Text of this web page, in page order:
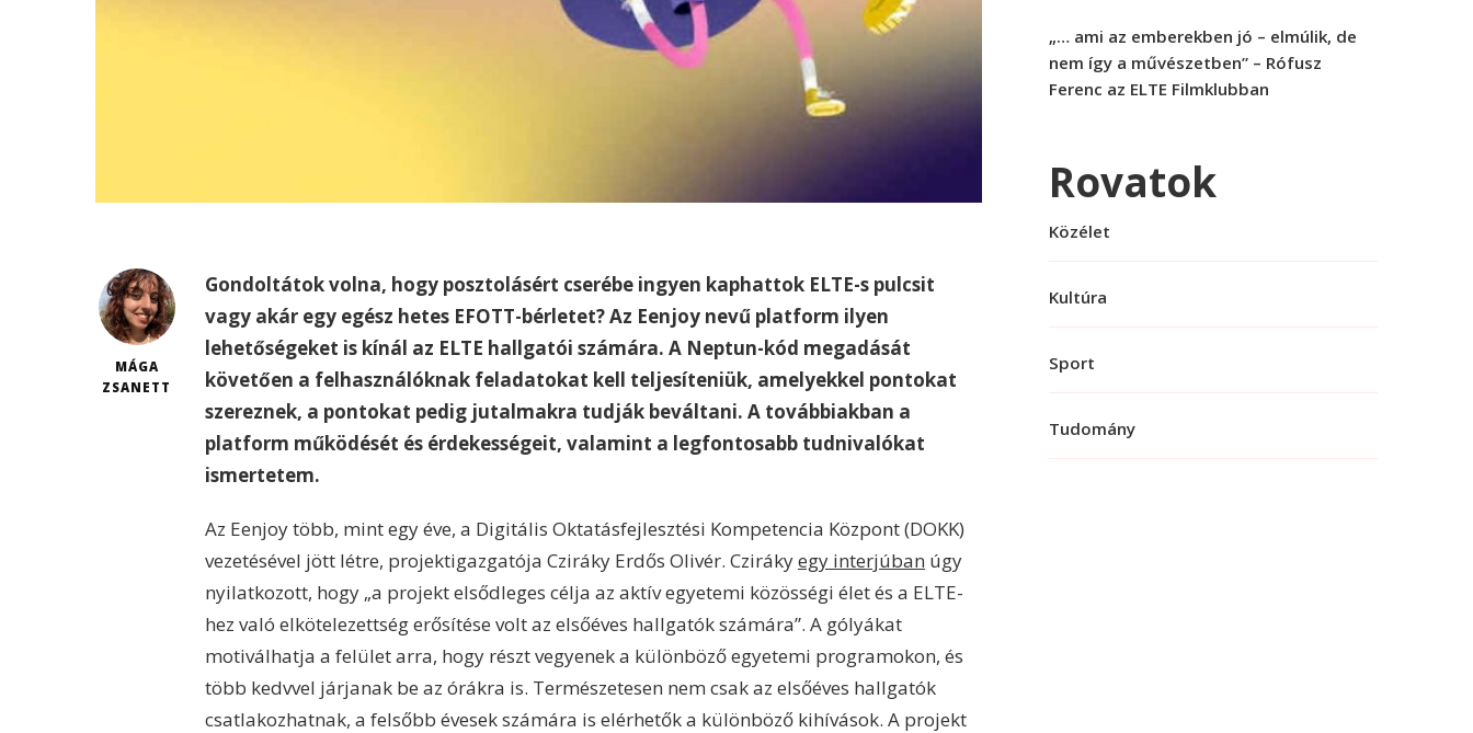
MÁGA
ZSANETT
Gondoltátok volna, hogy posztolásért cserébe ingyen kaphattok ELTE-s pulcsit
vagy akár egy egész hetes EFOTT-bérletet? Az Eenjoy nevű platform ilyen
lehetőségeket is kínál az ELTE hallgatói számára. A Neptun-kód megadását
követően a felhasználóknak feladatokat kell teljesíteniük, amelyekkel pontokat
szereznek, a pontokat pedig jutalmakra tudják beváltani. A továbbiakban a
platform működését és érdekességeit, valamint a legfontosabb tudnivalókat
ismertetem.
Az Eenjoy több, mint egy éve, a Digitális Oktatásfejlesztési Kompetencia Központ (DOKK)
vezetésével jött létre, projektigazgatója Cziráky Erdős Olivér. Czirákyegy interjúban úgy
nyilatkozott, hogy „a projekt elsődleges célja az aktív egyetemi közösségi élet és a ELTE-
hez való elkötelezettség erősítése volt az elsőéves hallgatók számára”. A gólyákat
motiválhatja a felület arra, hogy részt vegyenek a különböző egyetemi programokon, és
több kedvvel járjanak be az órákra is. Természetesen nem csak az elsőéves hallgatók
csatlakozhatnak, a felsőbb évesek számára is elérhetők a különböző kihívások. A projekt
„… ami az emberekben jó – elmúlik, de
nem így a művészetben” – Rófusz
Ferenc az ELTE Filmklubban
Rovatok
Közélet
Kultúra
Sport
Tudomány